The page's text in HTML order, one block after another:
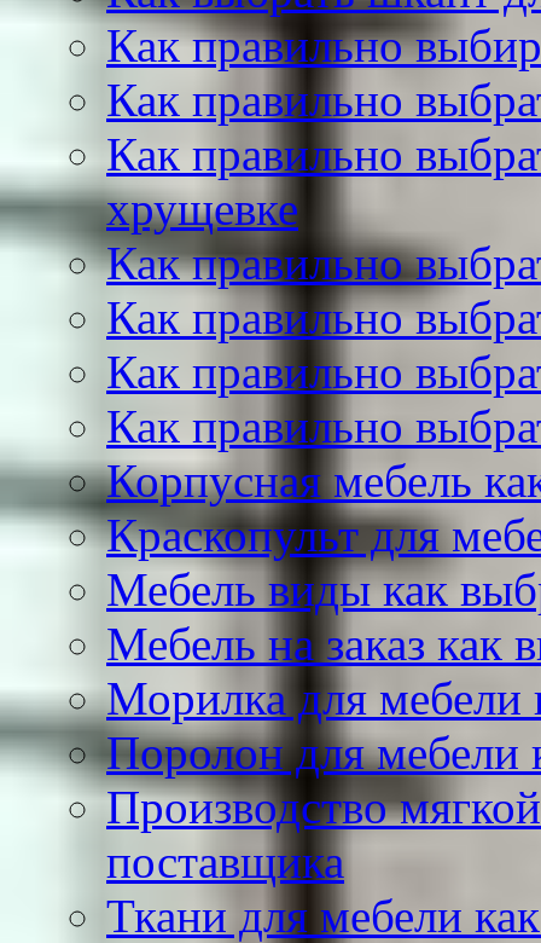
Как правильно
Как правильно
Как правильно
хрущевке
Как правильно
Как правильно
Как правильно
Как правильно
Корпусная мебель
Краскопульт для
Мебель виды как
Мебель на заказ как
Морилка для мебели
Поролон для мебели
Производство
поставщика
Ткани для мебели